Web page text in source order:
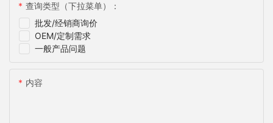
批发/经销商询价
OEM/定制需求
一般产品问题
查询类型（下拉菜单）：
内容